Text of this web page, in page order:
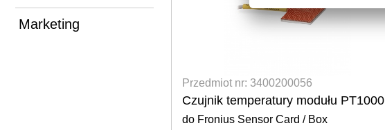
Marketing
Przedmiot nr: 3400200056
Czujnik temperatury modułu PT1000
do Fronius Sensor Card / Box